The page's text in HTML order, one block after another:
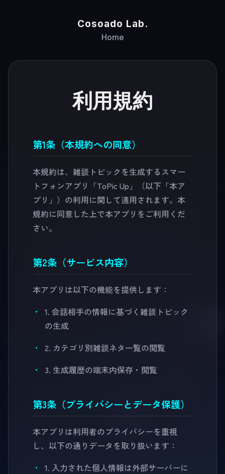
Cosoado Lab.
Home
利用規約
第1条（本規約への同意）
本規約は、雑談トピックを生成するスマー
トフォンアプリ「ToPic Up」（以下「本ア
プリ」）の利用に関して適用されます。本
規約に同意した上で本アプリをご利用くだ
さい。
第2条（サービス内容）
本アプリは以下の機能を提供します：
1. 会話相手の情報に基づく雑談トピック
の生成
2. カテゴリ別雑談ネタ一覧の閲覧
3. 生成履歴の端末内保存・閲覧
第3条（プライバシーとデータ保護）
本アプリは利用者のプライバシーを重視
し、以下の通りデータを取り扱います：
1. 入力された個人情報は外部サーバーに